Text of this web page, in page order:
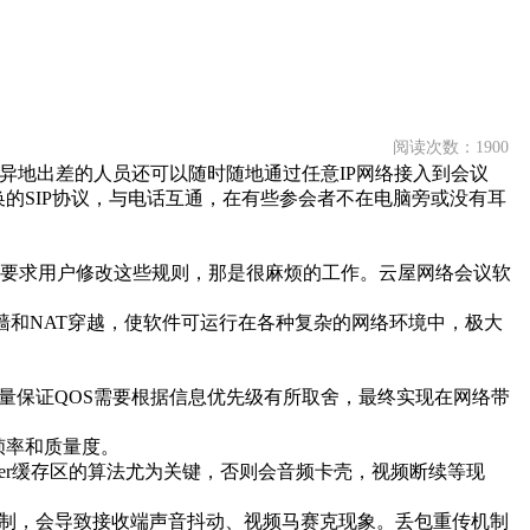
阅读次数：1900
地出差的人员还可以随时随地通过任意IP网络接入到会议
SIP协议，与电话互通，在有些参会者不在电脑旁或没有耳
求用户修改这些规则，那是很麻烦的工作。云屋网络会议软
NAT穿越，使软件可运行在各种复杂的网络环境中，极大
保证QOS需要根据信息优先级有所取舍，最终实现在网络带
和质量度。
存区的算法尤为关键，否则会音频卡壳，视频断续等现
会导致接收端声音抖动、视频马赛克现象。丢包重传机制